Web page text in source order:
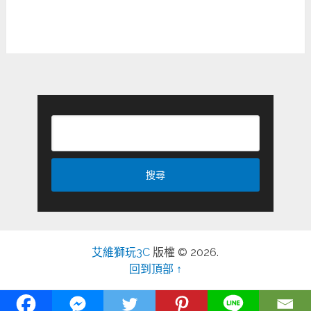
艾維獅玩3C 版權 © 2026.
回到頂部 ↑